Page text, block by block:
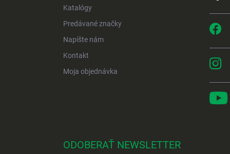
Katalógy
Predávané značky
Napíšte nám
Kontakt
Moja objednávka
ODOBERAŤ NEWSLETTER